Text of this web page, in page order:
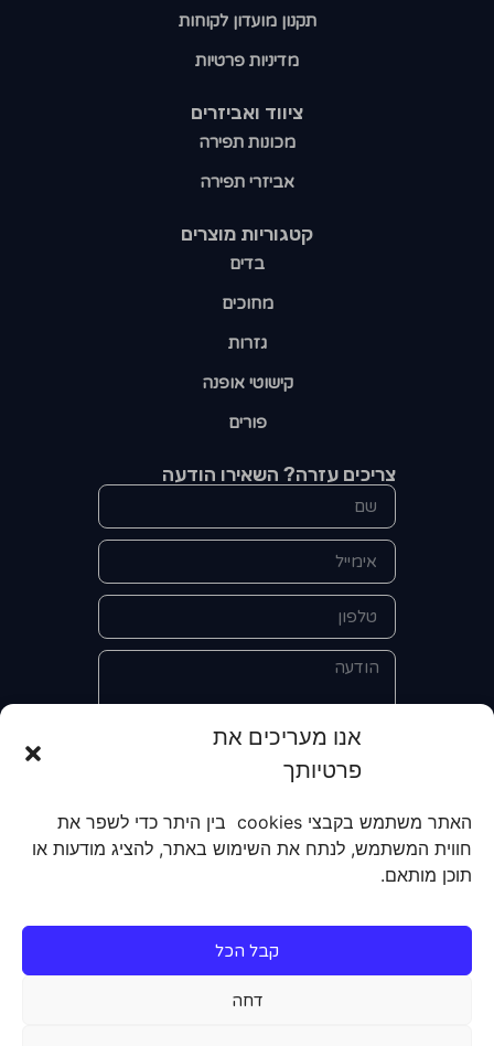
אנו מעריכים את
פרטיותך
האתר משתמש בקבצי cookies בין היתר כדי לשפר את
חווית המשתמש, לנתח את השימוש באתר, להציג מודעות או
תוכן מותאם.
קבל הכל
דחה
קטגוריות מוצרים​
בדים
מחוכים
גזרות
קישוטי אופנה
פורים
ציווד ואביזרים
מכונות תפירה
אביזרי תפירה
תקנון מועדון לקוחות
מדיניות פרטיות
צריכים עזרה? השאירו הודעה
אני מאשר/ת את מסירת הפרטים
קבלת מידע על מוצרים, שירותים, מועדון
לקוחות. אני מודע/ת שאוכל לבטל את
הרישום שלי בכל עת ושעל מסירת הפרטים